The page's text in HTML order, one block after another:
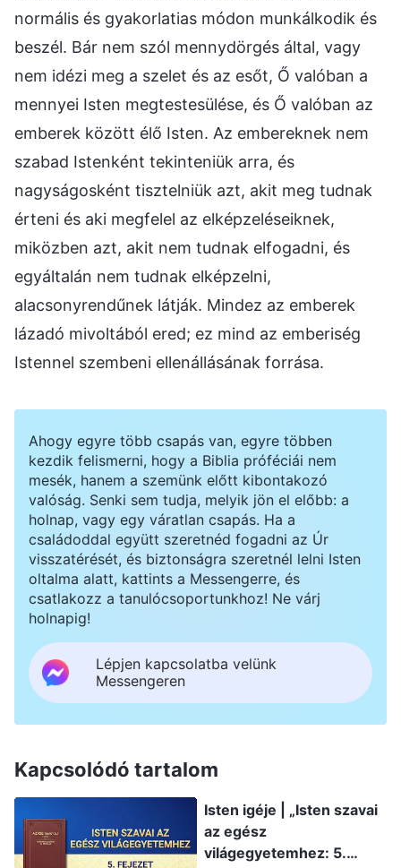
normális és gyakorlatias módon munkálkodik és
beszél. Bár nem szól mennydörgés által, vagy
nem idézi meg a szelet és az esőt, Ő valóban a
mennyei Isten megtestesülése, és Ő valóban az
emberek között élő Isten. Az embereknek nem
szabad Istenként tekinteniük arra, és
nagyságosként tisztelniük azt, akit meg tudnak
érteni és aki megfelel az elképzeléseiknek,
miközben azt, akit nem tudnak elfogadni, és
egyáltalán nem tudnak elképzelni,
alacsonyrendűnek látják. Mindez az emberek
lázadó mivoltából ered; ez mind az emberiség
Istennel szembeni ellenállásának forrása.
Ahogy egyre több csapás van, egyre többen
kezdik felismerni, hogy a Biblia próféciái nem
mesék, hanem a szemünk előtt kibontakozó
valóság. Senki sem tudja, melyik jön el előbb: a
holnap, vagy egy váratlan csapás. Ha a
családoddal együtt szeretnéd fogadni az Úr
visszatérését, és biztonságra szeretnél lelni Isten
oltalma alatt, kattints a Messengerre, és
csatlakozz a tanulócsoportunkhoz! Ne várj
holnapig!
Lépjen kapcsolatba velünk
Messengeren
Kapcsolódó tartalom
Isten igéje | „Isten szavai
az egész
világegyetemhez: 5.